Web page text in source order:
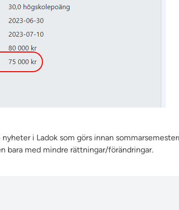
i Ladok som görs innan
bara med mindre rättningar/förändringar.